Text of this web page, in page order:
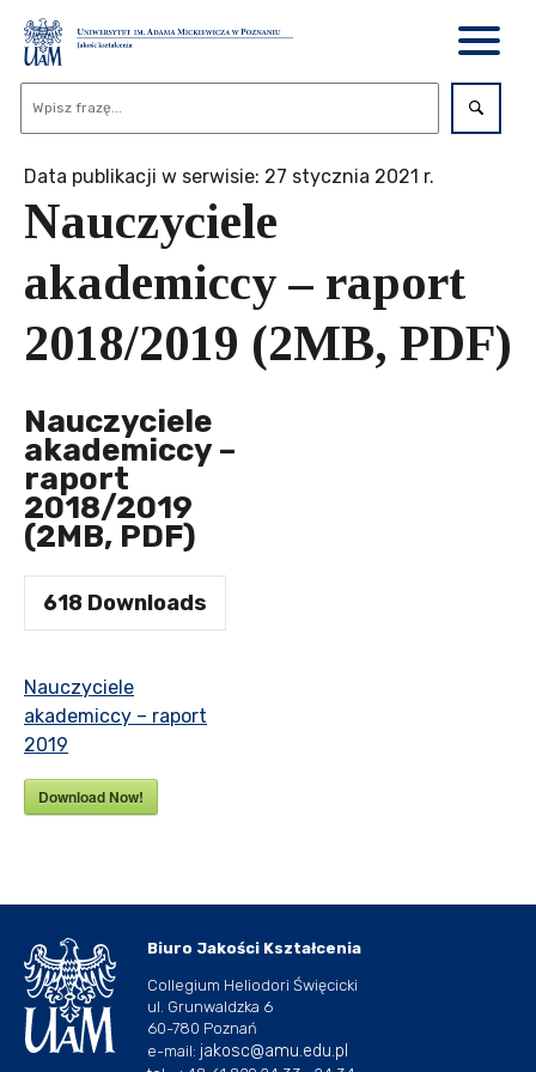
Data publikacji w serwisie: 27 stycznia 2021 r.
Nauczyciele
akademiccy – raport
2018/2019 (2MB, PDF)
Nauczyciele
akademiccy –
raport
2018/2019
(2MB, PDF)
618 Downloads
Nauczyciele
akademiccy – raport
2019
Download Now!
Biuro Jakości Kształcenia
Collegium Heliodori Święcicki
ul. Grunwaldzka 6
60-780 Poznań
e-mail: jakosc@amu.edu.pl